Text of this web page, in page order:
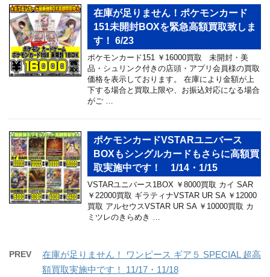
在庫が足りません！ポケモンカード
151未開封BOXを緊急高額買取致しま
す！ 6/23
ポケモンカード151 ￥16000買取 未開封・美
品・シュリンク付きの店頭・アプリ会員様の買取
価格を表示しております。 在庫により金額が上
下する場合と買取上限や、お振込対応になる場合
がご …
ポケモンカードVSTARユニバース
BOXもシングルカードもさらに高額買
取実施中です！ 1/14・1/15
VSTARユニバース1BOX ￥8000買取 カイ SAR
￥22000買取 ギラティナVSTAR UR SA ￥12000
買取 アルセウスVSTAR UR SA ￥10000買取 カ
ミツレのきらめき …
PREV
在庫が足りません！ ワンピース ギア５ SPECIAL 超高
額買取実施中です！ 11/17・11/18